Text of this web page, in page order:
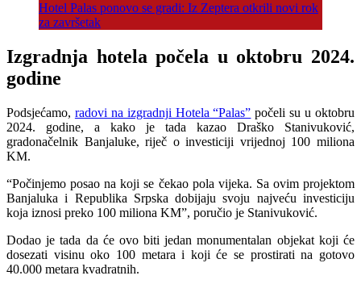
Hotel Palas ponovo se gradi: Iz Zeptera otkrili novi rok
za završetak
Izgradnja hotela počela u oktobru 2024.
godine
Podsjećamo, radovi na izgradnji Hotela “Palas” počeli su u oktobru
2024. godine, a kako je tada kazao Draško Stanivuković,
gradonačelnik Banjaluke, riječ o investiciji vrijednoj 100 miliona
KM.
“Počinjemo posao na koji se čekao pola vijeka. Sa ovim projektom
Banjaluka i Republika Srpska dobijaju svoju najveću investiciju
koja iznosi preko 100 miliona KM”, poručio je Stanivuković.
Dodao je tada da će ovo biti jedan monumentalan objekat koji će
dosezati visinu oko 100 metara i koji će se prostirati na gotovo
40.000 metara kvadratnih.